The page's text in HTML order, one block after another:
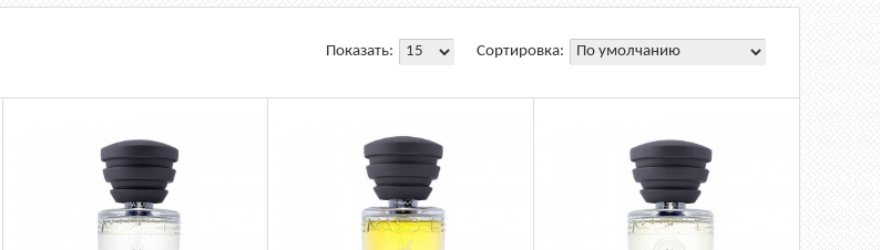
Показать: Сортировка: